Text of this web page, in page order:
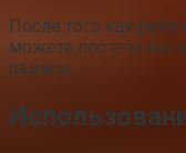
После того как
можете постепенно
рацион.